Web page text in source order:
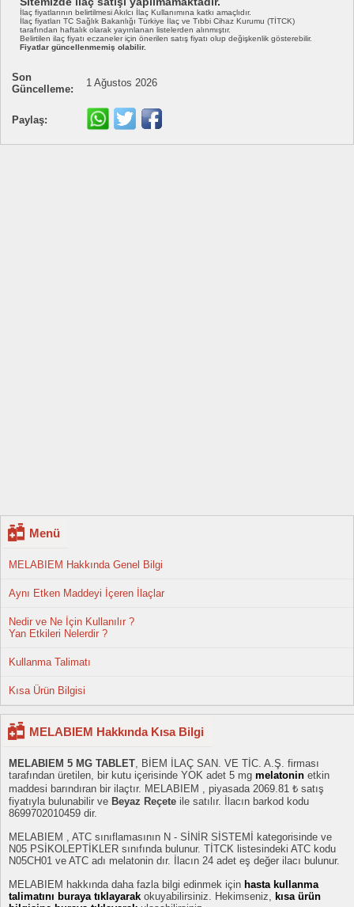
İlaç fiyatlarının belirtilmesi Akılcı İlaç Kullanımına katkı amaçlıdır.
İlaç fiyatları TC Sağlık Bakanlığı Türkiye İlaç ve Tıbbi Cihaz Kurumu (TİTCK)
tarafından haftalık olarak yayınlanan listelerden alınmıştır.
Belirtilen ilaç fiyatı eczaneler için önerilen satış fiyatı olup değişkenlik gösterebilir.
Fiyatlar güncellenmemiş olabilir.
Son
Güncelleme:
1 Ağustos 2026
Paylaş:
Menü
MELABIEM Hakkında Genel Bilgi
Aynı Etken Maddeyi İçeren İlaçlar
Nedir ve Ne İçin Kullanılır ?
Yan Etkileri Nelerdir ?
Kullanma Talimatı
Kısa Ürün Bilgisi
MELABIEM Hakkında Kısa Bilgi
MELABIEM 5 MG TABLET, BİEM İLAÇ SAN. VE TİC. A.Ş. firması
tarafından üretilen, bir kutu içerisinde YOK adet 5 mg melatonin etkin
maddesi barındıran bir ilaçtır. MELABIEM , piyasada 2069.81 ₺ satış
fiyatıyla bulunabilir ve Beyaz Reçete ile satılır. İlacın barkod kodu
8699702010459 dir.
MELABIEM , ATC sınıflamasının N - SİNİR SİSTEMİ kategorisinde ve
N05 PSİKOLEPTİKLER sınıfında bulunur. TİTCK listesindeki ATC kodu
N05CH01 ve ATC adı melatonin dır. İlacın 24 adet eş değer ilacı bulunur.
MELABIEM hakkında daha fazla bilgi edinmek için hasta kullanma
talimatını buraya tıklayarak okuyabilirsiniz. Hekimseniz, kısa ürün